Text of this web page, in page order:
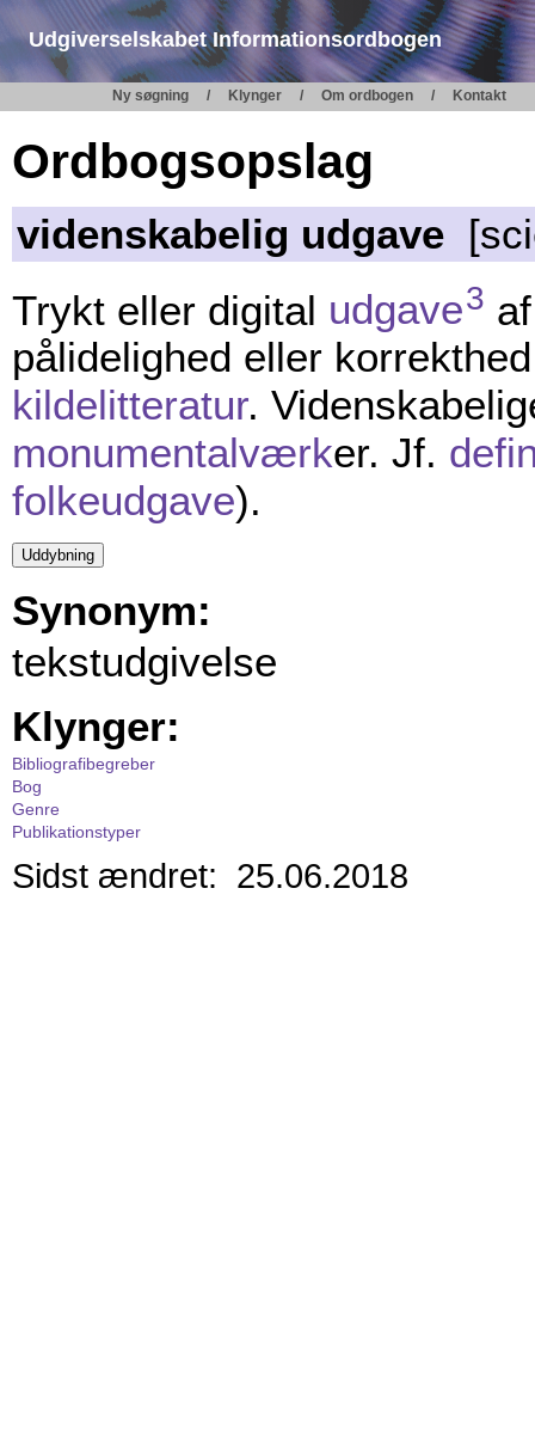
Udgiverselskabet Informationsordbogen
Ny søgning Klynger Om ordbogen Kontakt
Ordbogsopslag
videnskabelig udgave
Trykt eller digital udgave3
pålidelighed eller
kildelitteratur.
monumentalværker. Jf.
folkeudgave).
Synonym:
tekstudgivelse
Klynger:
Bibliografibegreber
Bog
Genre
Publikationstyper
Sidst ændret: 25.06.2018